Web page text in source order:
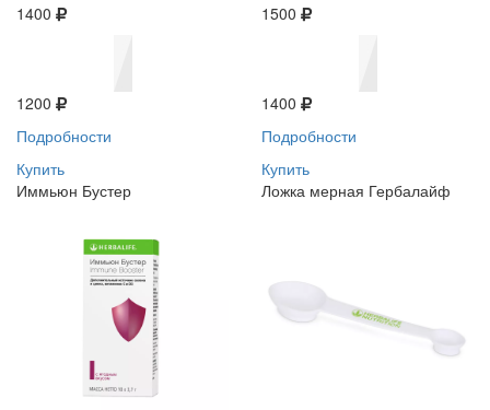
1400
1200
Подробности
Купить
1500
1400
Подробности
Купить
Иммьюн Бустер
Ложка мерная Гербалайф